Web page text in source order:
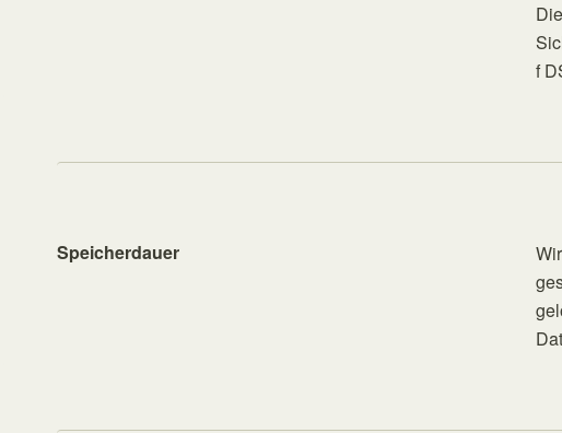
f
Speicherdauer